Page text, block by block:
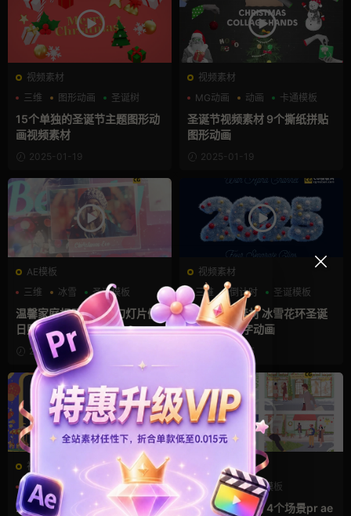
视频素材
三维
图形动画 圣诞树
15个单独的圣诞节主题图形动
画视频素材
2025-01-19
视频素材
MG动画
动画 卡通模板
圣诞节视频素材 9个撕纸拼贴
图形动画
2025-01-19
AE模板
三维
冰雪 圣诞模板
温馨家庭相册圣诞节幻灯片假
日照片展示Ae模板
2024-12-25
视频素材
三维
倒计时 圣诞模板
2025新年素材 冰雪花环圣诞
节大标题文字动画
2024-12-25
视频素材
卡通模板
叠加素材
圣诞模板
2个卡通圣诞节vlog视频框素
视频素材
MG动画
卡通模板
图形动画
圣诞节视频素材 4个场景pr ae